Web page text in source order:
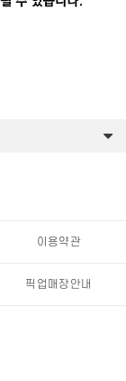
이용약관
픽업매장안내